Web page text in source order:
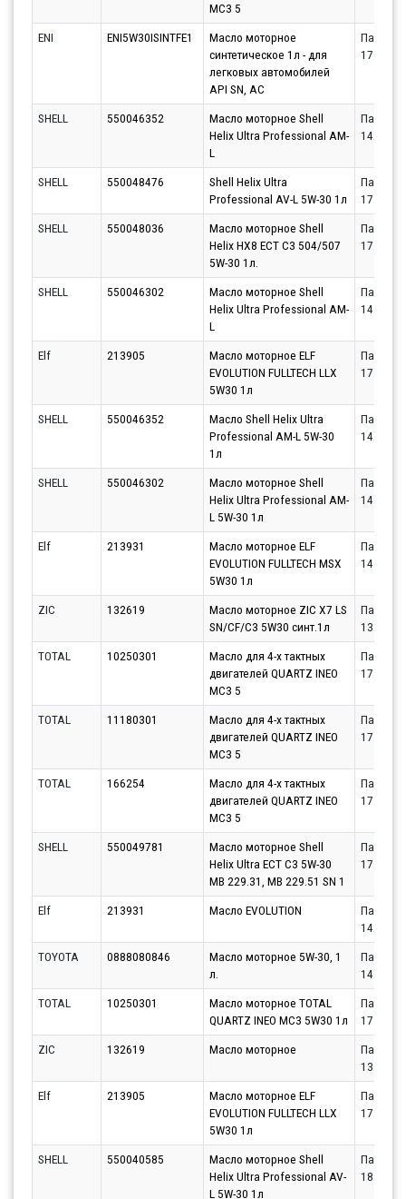
MC3 5
ENI ENI5W30ISINTFE1
Масло моторное
синтетическое 1л - для
легковых автомобилей
API SN, AC
Партнёр
SHELL 550046352
Масло моторное Shell
Helix Ultra Professional AM-
L
Партнёр
SHELL 550048476
Shell Helix Ultra
Professional AV-L 5W-30 1л
Партнёр
SHELL
550048036
Масло моторное Shell
Helix HX8 ECT C3 504/507
5W-30 1л.
Партнёр
SHELL 550046302
Масло моторное Shell
Helix Ultra Professional AM-
L
Партнёр
Elf 213905
Масло моторное ELF
EVOLUTION FULLTECH LLX
5W30 1л
Партнёр
SHELL 550046352
Масло Shell Helix Ultra
Professional AM-L 5W-30
1л
Партнёр
SHELL 550046302
Масло моторное Shell
Helix Ultra Professional AM-
L 5W-30 1л
Партнёр
Elf 213931
Масло моторное ELF
EVOLUTION FULLTECH MSX
5W30 1л
Партнёр
ZIC 132619
Масло моторное ZIC X7 LS
SN/CF/C3 5W30 синт.1л
Партнёр
TOTAL
10250301
Масло для 4-х тактных
двигателей QUARTZ INEO
MC3 5
Партнёр
TOTAL 11180301
Масло для 4-х тактных
двигателей QUARTZ INEO
MC3 5
Партнёр
TOTAL 166254
Масло для 4-х тактных
двигателей QUARTZ INEO
MC3 5
Партнёр
SHELL 550049781
Масло моторное Shell
Helix Ultra ECT C3 5W-30
MB 229.31, MB 229.51 SN 1
Партнёр
Elf 213931 Масло EVOLUTION
Партнёр
TOYOTA
0888080846
Масло моторное 5W-30, 1
л.
Партнёр
TOTAL
10250301
Масло моторное TOTAL
QUARTZ INEO MC3 5W30 1л
Партнёр
ZIC
132619 Масло моторное
Партнёр
Elf
213905
Масло моторное ELF
EVOLUTION FULLTECH LLX
5W30 1л
Партнёр
SHELL 550040585
Масло моторное Shell
Helix Ultra Professional AV-
L 5W-30 1л
Партнёр